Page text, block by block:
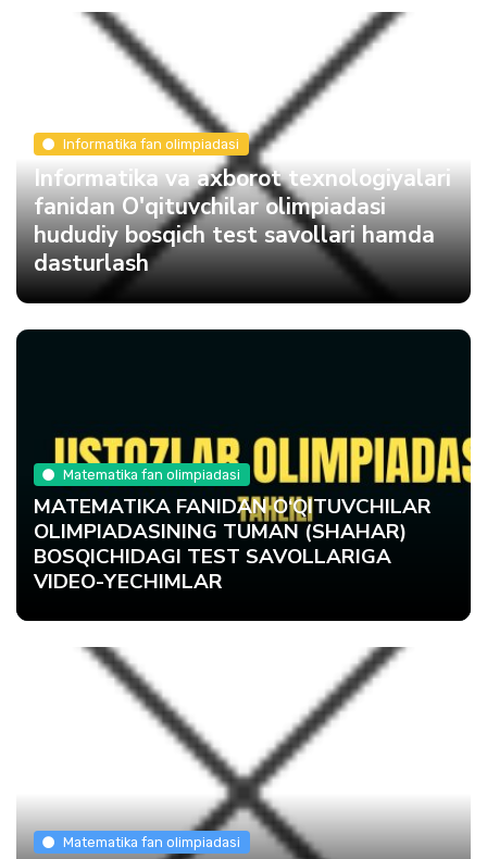
Informatika fan olimpiadasi
Informatika va axborot texnologiyalari
fanidan O'qituvchilar olimpiadasi
hududiy bosqich test savollari hamda
dasturlash
Matematika fan olimpiadasi
MATEMATIKA FANIDAN O‘QITUVCHILAR
OLIMPIADASINING TUMAN (SHAHAR)
BOSQICHIDAGI TEST SAVOLLARIGA
VIDEO-YECHIMLAR
Matematika fan olimpiadasi